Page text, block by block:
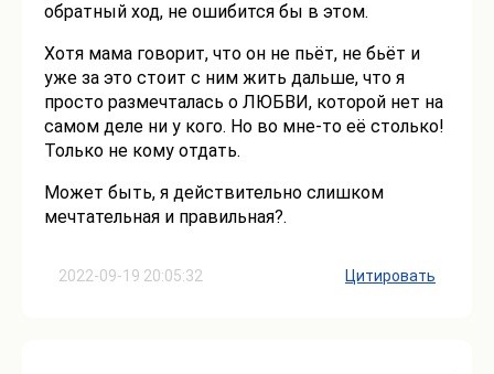
2022-09-19 20:05:32
обратный ход, не ошибится бы в этом.
Хотя мама говорит, что он не пьёт, не бьёт и
уже за это стоит с ним жить дальше, что я
просто размечталась о ЛЮБВИ, которой нет на
самом деле ни у кого. Но во мне-то её столько!
Только не кому отдать.
Может быть, я действительно слишком
мечтательная и правильная?.
Цитировать